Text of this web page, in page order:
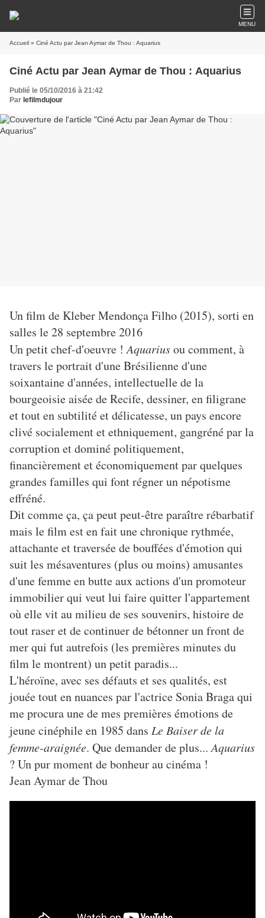
MENU
Accueil » Ciné Actu par Jean Aymar de Thou : Aquarius
Ciné Actu par Jean Aymar de Thou : Aquarius
Publié le 05/10/2016 à 21:42
Par lefilmdujour
Un film de Kleber Mendonça Filho (2015), sorti en
salles le 28 septembre 2016
Un petit chef-d'oeuvre !Aquariusou comment, à
travers le portrait d'une Brésilienne d'une
soixantaine d'années, intellectuelle de la
bourgeoisie aisée de Recife, dessiner, en filigrane
et tout en subtilité et délicatesse, un pays encore
clivé socialement et ethniquement, gangréné par la
corruption et dominé politiquement,
financièrement et économiquement par quelques
grandes familles qui font régner un népotisme
effréné.
Dit comme ça, ça peut peut-être paraître rébarbatif
mais le film est en fait une chronique rythmée,
attachante et traversée de bouffées d'émotion qui
suit les mésaventures (plus ou moins) amusantes
d'une femme en butte aux actions d'un promoteur
immobilier qui veut lui faire quitter l'appartement
où elle vit au milieu de ses souvenirs, histoire de
tout raser et de continuer de bétonner un front de
mer qui fut autrefois (les premières minutes du
film le montrent) un petit paradis...
L'héroïne, avec ses défauts et ses qualités, est
jouée tout en nuances par l'actrice Sonia Braga qui
me procura une de mes premières émotions de
jeune cinéphile en 1985 dans Le Baiser de la
femme-araignée. Que demander de plus...Aquarius
? Un pur moment de bonheur au cinéma !
Jean Aymar de Thou